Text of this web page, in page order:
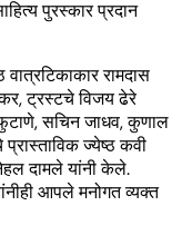
पुरस्कार प्रदान
वात्रटिकाकार रामदास
ट्रस्टचे विजय ढेरे
सचिन जाधव, कुणाल
ज्येष्ठ कवी
दामले यांनी केले.
आपले मनोगत व्यक्त